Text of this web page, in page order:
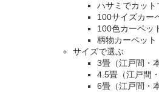
ハサミでカット
100サイズカー
100色カーペッ
柄物カーペット
サイズで選ぶ
3畳（江戸間・
4.5畳（江戸間
6畳（江戸間・